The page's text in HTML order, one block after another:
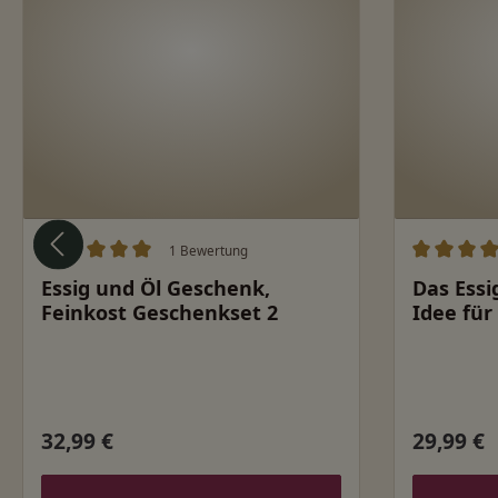
Durchschnittliche Bewertung von 5 von 5 Sternen
1 Bewertung
Essig und Öl Geschenk,
Feinkost Geschenkset 2
Regulärer Preis:
32,99 €
Das
Idee für
29,99 €